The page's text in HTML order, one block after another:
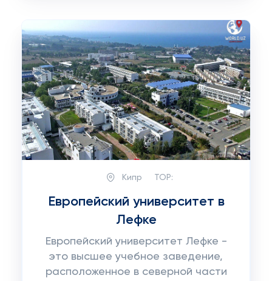
Кипр TOP:
Европейский университет в
Лефке
Европейский университет Лефке -
это высшее учебное заведение,
расположенное в северной части